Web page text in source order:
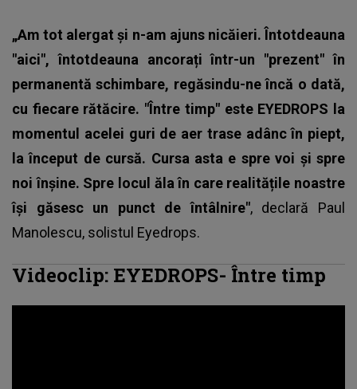
„Am tot alergat și n-am ajuns nicăieri. Întotdeauna
"aici", întotdeauna ancorați într-un "prezent" în
permanentă schimbare, regăsindu-ne încă o dată,
cu fiecare rătăcire. "Între timp" este EYEDROPS la
momentul acelei guri de aer trase adânc în piept,
la început de cursă. Cursa asta e spre voi și spre
noi înșine. Spre locul ăla în care realitățile noastre
își găsesc un punct de întâlnire", declară Paul
Manolescu, solistul Eyedrops.
Videoclip: EYEDROPS- Între timp